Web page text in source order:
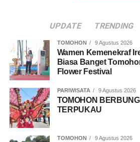
UPDATE TRENDING
TOMOHON 9 Agustus 2026
Wamen Kemenekraf
Biasa Banget
Flower Festival
PARIWISATA 9 Agustus 2026
TOMOHON
TERPUKAU
TOMOHON 9 Agustus 2026